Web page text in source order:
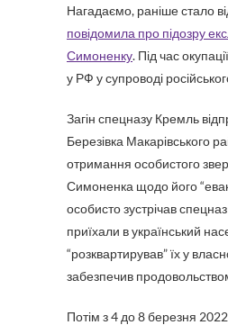
Нагадаємо, раніше стало
повідомила про підозру
Симоненку. Під час
у РФ у супроводі
Загін спецназу Кремль
Березівка Макарівського
отримання особистого
Симоненка щодо його
особисто зустрічав
приїхали в український
“розквартирував” їх у
забезпечив
Потім з 4 до 8 березня